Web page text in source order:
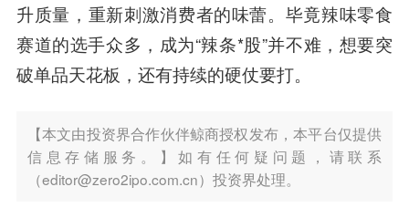
升质量，重新刺激消费者的味蕾。毕竟辣味零食
赛道的选手众多，成为“辣条*股”并不难，想要突
破单品天花板，还有持续的硬仗要打。
【本文由投资界合作伙伴鲸商授权发布，本平台仅提供
信息存储服务。】如有任何疑问题，请联系
（editor@zero2ipo.com.cn）投资界处理。